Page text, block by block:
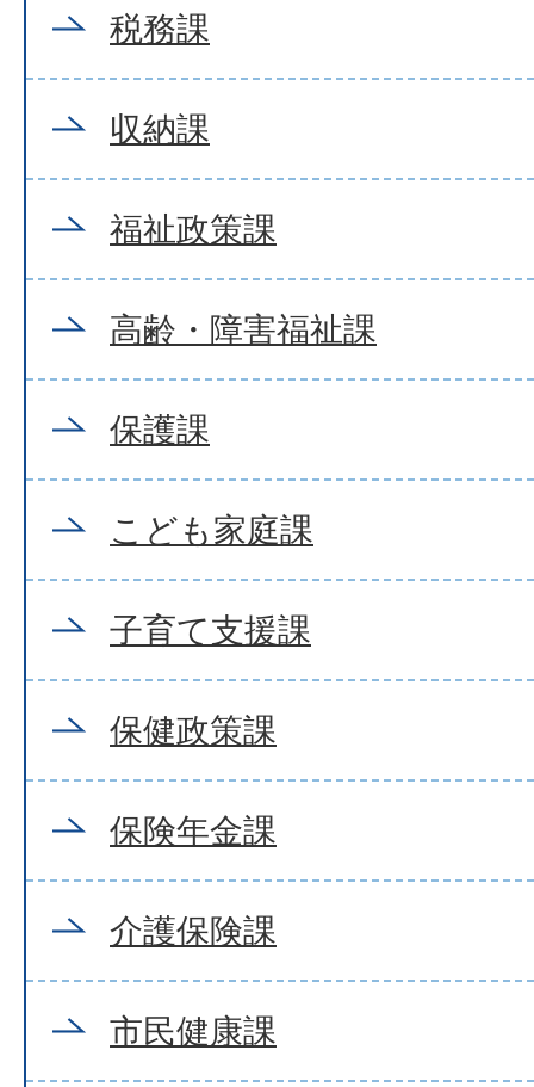
税務課
収納課
福祉政策課
高齢・障害福祉課
保護課
こども家庭課
子育て支援課
保健政策課
保険年金課
介護保険課
市民健康課